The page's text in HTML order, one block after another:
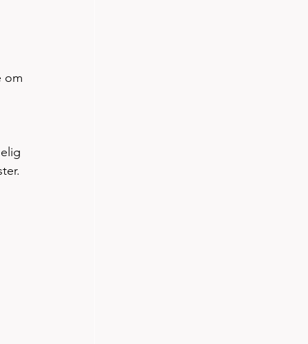
om